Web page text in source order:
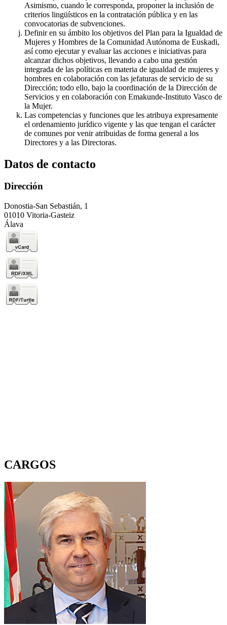
Asimismo, cuando le corresponda, proponer la inclusión de
criterios lingüísticos en la contratación pública y en las
convocatorias de subvenciones.
Definir en su ámbito los objetivos del Plan para la Igualdad de
Mujeres y Hombres de la Comunidad Autónoma de Euskadi,
así como ejecutar y evaluar las acciones e iniciativas para
alcanzar dichos objetivos, llevando a cabo una gestión
integrada de las políticas en materia de igualdad de mujeres y
hombres en colaboración con las jefaturas de servicio de su
Dirección; todo ello, bajo la coordinación de la Dirección de
Servicios y en colaboración con Emakunde-Instituto Vasco de
la Mujer.
Las competencias y funciones que les atribuya expresamente
el ordenamiento jurídico vigente y las que tengan el carácter
de comunes por venir atribuidas de forma general a los
Directores y a las Directoras.
Datos de contacto
Dirección
Donostia-San Sebastián, 1
01010 Vitoria-Gasteiz
Álava
CARGOS